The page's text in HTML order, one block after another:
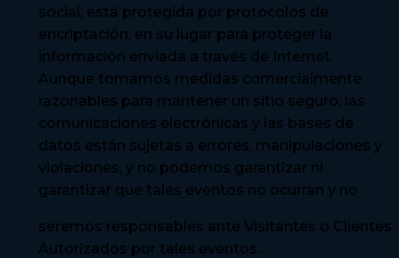
social, está protegida por protocolos de
encriptación, en su lugar para proteger la
información enviada a través de Internet.
Aunque tomamos medidas comercialmente
razonables para mantener un sitio seguro, las
comunicaciones electrónicas y las bases de
datos están sujetas a errores, manipulaciones y
violaciones, y no podemos garantizar ni
garantizar que tales eventos no ocurran y no
seremos responsables ante Visitantes o Clientes
Autorizados por tales eventos.